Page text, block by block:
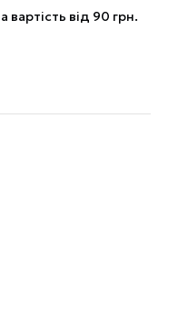
від 90 грн.